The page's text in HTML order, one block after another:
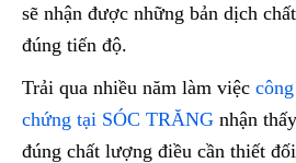
sẽ nhận được những bản dịch
đúng tiến độ.
Trải qua nhiều năm làm việc
chứng tại SÓC TRĂNG nhận
đúng chất lượng điều cần thiết